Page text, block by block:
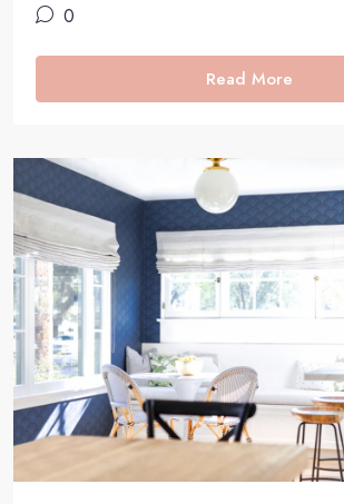
0
Read More